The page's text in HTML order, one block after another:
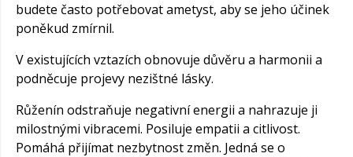
budete často potřebovat ametyst, aby se jeho účinek
poněkud zmírnil.
V existujících vztazích obnovuje důvěru a harmonii a
podněcuje projevy nezištné lásky.
Růženín odstraňuje negativní energii a nahrazuje ji
milostnými vibracemi. Posiluje empatii a citlivost.
Pomáhá přijímat nezbytnost změn. Jedná se o